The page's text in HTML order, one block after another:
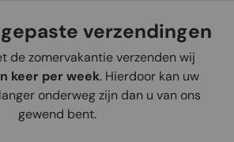
verzendingen
de zomervakantie verzenden wij
keer per week. Hierdoor kan uw
onderweg zijn dan u van ons
gewend bent.